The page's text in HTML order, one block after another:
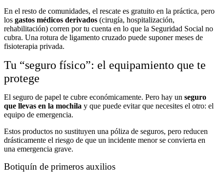
En el resto de comunidades, el rescate es gratuito en la práctica, pero
los gastos médicos derivados (cirugía, hospitalización,
rehabilitación) corren por tu cuenta en lo que la Seguridad Social no
cubra. Una rotura de ligamento cruzado puede suponer meses de
fisioterapia privada.
Tu “seguro físico”: el equipamiento que te
protege
El seguro de papel te cubre económicamente. Pero hay un seguro
que llevas en la mochila y que puede evitar que necesites el otro: el
equipo de emergencia.
Estos productos no sustituyen una póliza de seguros, pero reducen
drásticamente el riesgo de que un incidente menor se convierta en
una emergencia grave.
Botiquín de primeros auxilios